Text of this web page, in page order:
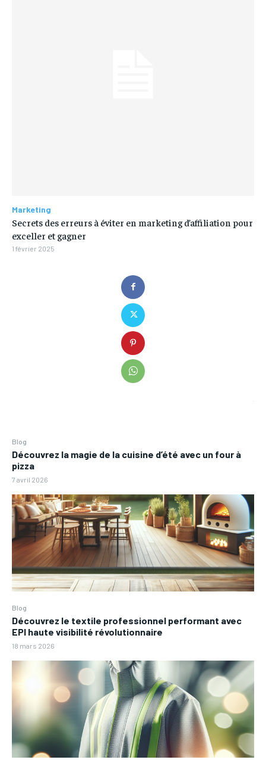
Blog
Découvrez la magie de la cuisine d’été avec un four à
pizza
7 avril 2026
Blog
Découvrez le textile professionnel performant avec
EPI haute visibilité révolutionnaire
18 mars 2026
Marketing
Secrets des erreurs à éviter en marketing d’affiliation pour
exceller et gagner
1 février 2025